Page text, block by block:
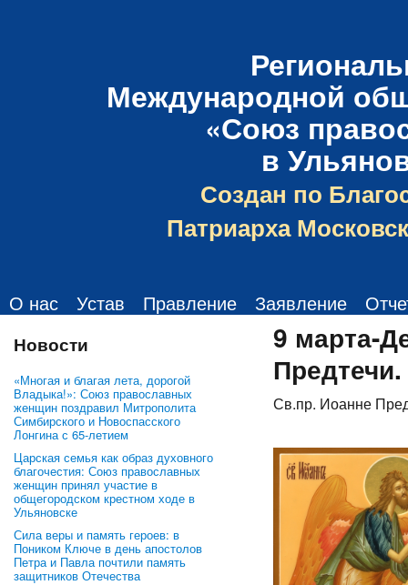
Международной
«Союз
в
Создан по
Патриарха
О нас Устав Правление Заявление
Новости
«Многая и благая лета, дорогой
Владыка!»: Союз православных
женщин поздравил Митрополита
Симбирского и Новоспасского
Лонгина с 65-летием
Царская семья как образ духовного
благочестия: Союз православных
женщин принял участие в
общегородском крестном ходе в
Ульяновске
Сила веры и память героев: в
Поником Ключе в день апостолов
Петра и Павла почтили память
защитников Отечества
9 марта-
Предтечи.
Св.пр. Иоанне